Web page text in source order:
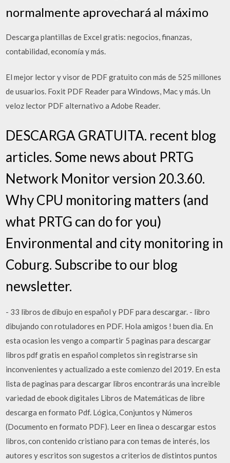
normalmente aprovechará al máximo
Descarga plantillas de Excel gratis: negocios, finanzas,
contabilidad, economía y más.
El mejor lector y visor de PDF gratuito con más de 525 millones
de usuarios. Foxit PDF Reader para Windows, Mac y más. Un
veloz lector PDF alternativo a Adobe Reader.
DESCARGA GRATUITA. recent blog
articles. Some news about PRTG
Network Monitor version 20.3.60.
Why CPU monitoring matters (and
what PRTG can do for you)
Environmental and city monitoring in
Coburg. Subscribe to our blog
newsletter.
- 33 libros de dibujo en español y PDF para descargar. - libro
dibujando con rotuladores en PDF. Hola amigos ! buen dia. En
esta ocasion les vengo a compartir 5 paginas para descargar
libros pdf gratis en español completos sin registrarse sin
inconvenientes y actualizado a este comienzo del 2019. En esta
lista de paginas para descargar libros encontrarás una increible
variedad de ebook digitales Libros de Matemáticas de libre
descarga en formato Pdf. Lógica, Conjuntos y Números
(Documento en formato PDF). Leer en linea o descargar estos
libros, con contenido cristiano para con temas de interés, los
autores y escritos son sugestos a criterios de distintos puntos